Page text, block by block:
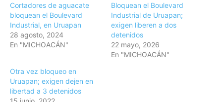
Cortadores de aguacate
bloquean el Boulevard
Industrial, en Uruapan
28 agosto, 2024
En "MICHOACÁN"
Bloquean el Boulevard
Industrial de Uruapan;
exigen liberen a dos
detenidos
22 mayo, 2026
En "MICHOACÁN"
Otra vez bloqueo en
Uruapan; exigen dejen en
libertad a 3 detenidos